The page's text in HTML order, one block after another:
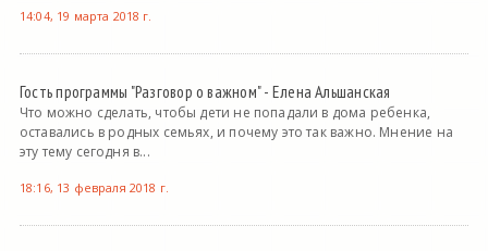
14:04, 19 марта 2018 г.
Гость программы "Разговор о важном" - Елена Альшанская
Что можно сделать, чтобы дети не попадали в дома ребенка,
оставались в родных семьях, и почему это так важно. Мнение на
эту тему сегодня в...
18:16, 13 февраля 2018 г.